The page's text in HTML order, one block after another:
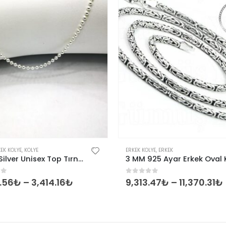
KOLYE, KOLYE
Omar Silver Unisex Top Tırnak Makası 1,9 Mm Gümüş Kolye Zincir
5₺ – 3,414.16₺
ERKEK KOLYE, ERKEK
0 out of 5
9,313.47₺ – 11,370.31₺